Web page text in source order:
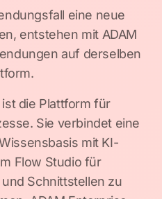
eine neue
entstehen mit ADAM
auf derselben
ist die Plattform für
Sie verbindet eine
mit KI-
Flow Studio für
Schnittstellen zu